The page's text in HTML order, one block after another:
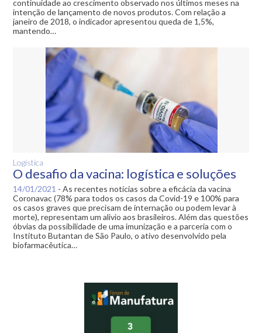
continuidade ao crescimento observado nos últimos meses na
intenção de lançamento de novos produtos. Com relação a
janeiro de 2018, o indicador apresentou queda de 1,5%,
mantendo…
Logística
O desafio da vacina: logística e soluções
14/01/2021 -As recentes notícias sobre a eficácia da vacina
Coronavac (78% para todos os casos da Covid-19 e 100% para
os casos graves que precisam de internação ou podem levar à
morte), representam um alivio aos brasileiros. Além das questões
óbvias da possibilidade de uma imunização e a parceria com o
Instituto Butantan de São Paulo, o ativo desenvolvido pela
biofarmacêutica…